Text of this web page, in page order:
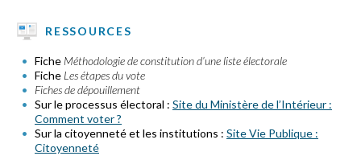
RESSOURCES
Fiche Méthodologie de constitution d’une liste électorale
Fiche Les étapes du vote
Fiches de dépouillement
Sur le processus électoral : Site du Ministère de l’Intérieur :
Comment voter ?
Sur la citoyenneté et les institutions : Site Vie Publique :
Citoyenneté